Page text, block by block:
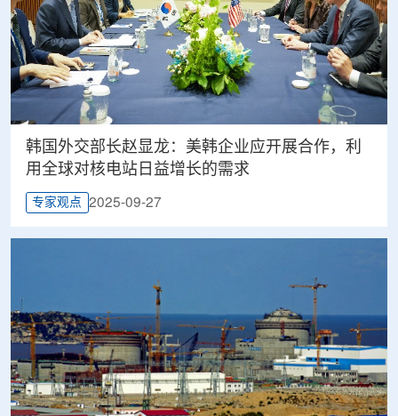
韩国外交部长赵显龙：美韩企业应开展合作，利
用全球对核电站日益增长的需求
专家观点 2025-09-27